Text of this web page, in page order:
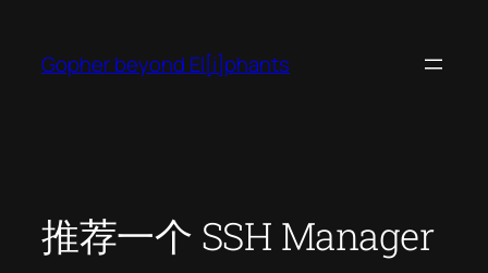
content
Gopher beyond El[i]phants
推荐一个 SSH Manager